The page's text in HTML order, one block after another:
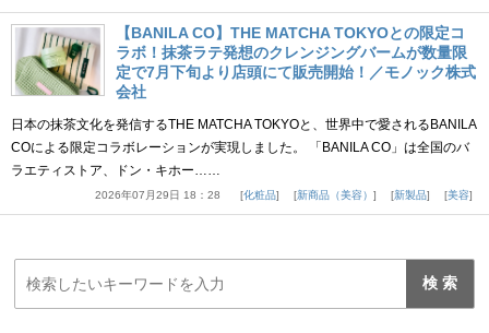
【BANILA CO】THE MATCHA TOKYOとの限定コ
ラボ！抹茶ラテ発想のクレンジングバームが数量限
定で7月下旬より店頭にて販売開始！／モノック株式
会社
日本の抹茶文化を発信するTHE MATCHA TOKYOと、世界中で愛されるBANILA
COによる限定コラボレーションが実現しました。 「BANILA CO」は全国のバ
ラエティストア、ドン・キホー……
2026年07月29日 18：28 化粧品 新商品（美容） 新製品 美容